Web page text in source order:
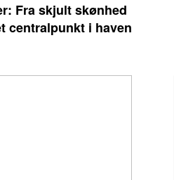
Fra skjult skønhed
centralpunkt i haven